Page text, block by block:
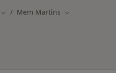
Mudar de cidade
Mem Martins Mudar de cidade